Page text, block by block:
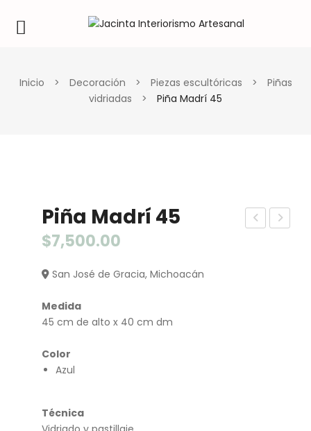
Inicio > Decoración > Piezas escultóricas >
Piñas
vidriadas
> Piña Madrí 45
Piña Madrí 45
$7,500.00
San José de Gracia, Michoacán
Medida
45 cm de alto x 40 cm dm
Color
Azul
Técnica